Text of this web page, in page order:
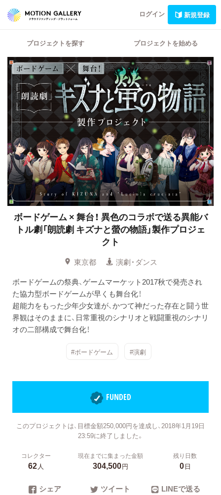
ログイン 新規登録
プロジェクトを探す プロジェクトを始める
ボードゲーム × 舞台！ 異色のコラボで送る異能バ
トル劇「朗読劇 キズナと螢の物語」製作プロジェ
クト
東京都
演劇・ダンス
ボードゲームの祭典、ゲームマーケット2017秋で発売され
た協力型ボードゲームが早くも舞台化！
超能力をもった少年少女達が、かつて神だった存在と闘う世
界観はそのままに、日常重視のシナリオと戦闘重視のシナリ
オの二部構成で舞台化！
#ボードゲーム #演劇
FUNDED
このプロジェクトは、目標金額250,000円を達成し、2018年1月19日
23:59に終了しました。
コレクター
62人
現在までに集まった金額
304,500円
残り日数
0日
シェア ツイート LINEで送る